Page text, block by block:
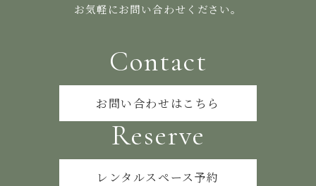
お気軽にお問い合わせください。
Contact
お問い合わせはこちら
Reserve
レンタルスペース予約